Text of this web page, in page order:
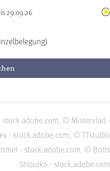
29.09.26
© Mistervlad -
- stock.adobe.com, © TTstudio
- stock.adobe.com, © Boris
Stroujko - stock.adobe.com